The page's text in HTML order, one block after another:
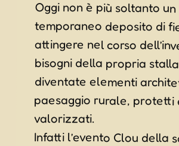
valorizzati.
Infatti l’evento Clou della
proprio la “Gara delle
ovviamente chi riuscirà
covone più bello e in meno
tradizionale festa offre ai
anche ricchi stand
peculiarità territoriali come
alle erbe, selvaggina e il
panino “porzusiano” con la
Ma anche i palati dolci
accontentati con un
chiosco di dolci e
gelato a gusto fieno
pluripremiata gelateria
Timballo. Ma qui troverete
tanti laboratori per grandi e
dimostrazione di
legno, escursioni e musica
con Alvio & Elena e con i